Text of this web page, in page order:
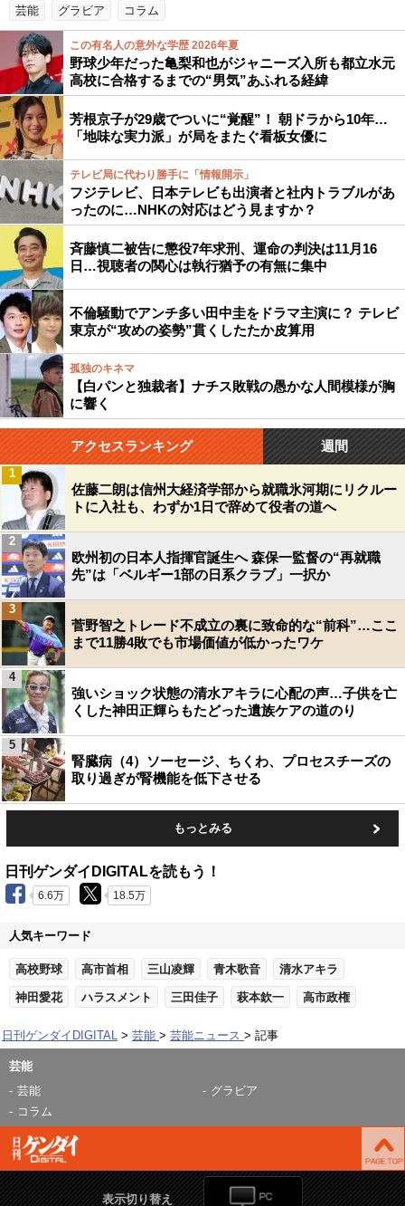
芸能 グラビア コラム
この有名人の意外な学歴 2026年夏
野球少年だった亀梨和也がジャニーズ入所も都立水元
高校に合格するまでの“男気”あふれる経緯
芳根京子が29歳でついに“覚醒”！ 朝ドラから10年…
「地味な実力派」が局をまたぐ看板女優に
テレビ局に代わり勝手に「情報開示」
フジテレビ、日本テレビも出演者と社内トラブルがあ
ったのに…NHKの対応はどう見ますか？
斉藤慎二被告に懲役7年求刑、運命の判決は11月16
日…視聴者の関心は執行猶予の有無に集中
不倫騒動でアンチ多い田中圭をドラマ主演に？ テレビ
東京が“攻めの姿勢”貫くしたたか皮算用
孤独のキネマ
【白パンと独裁者】ナチス敗戦の愚かな人間模様が胸
に響く
アクセスランキング 週間
佐藤二朗は信州大経済学部から就職氷河期にリクルー
トに入社も、わずか1日で辞めて役者の道へ
1
欧州初の日本人指揮官誕生へ 森保一監督の“再就職
先”は「ベルギー1部の日系クラブ」一択か
2
菅野智之トレード不成立の裏に致命的な“前科”…ここ
まで11勝4敗でも市場価値が低かったワケ
3
強いショック状態の清水アキラに心配の声…子供を亡
くした神田正輝らもたどった遺族ケアの道のり
4
腎臓病（4）ソーセージ、ちくわ、プロセスチーズの
取り過ぎが腎機能を低下させる
5
もっとみる
日刊ゲンダイDIGITALを読もう！
6.6万 18.5万
人気キーワード
高校野球 高市首相 三山凌輝 青木歌音 清水アキラ
神田愛花 ハラスメント 三田佳子 萩本欽一 高市政権
日刊ゲンダイDIGITAL 芸能 芸能ニュース 記事
芸能
芸能
グラビア
コラム
表示切り替え